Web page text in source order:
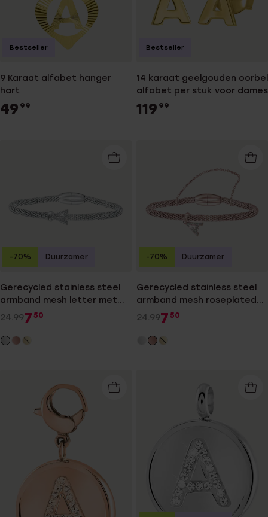
9 Karaat alfabet hanger
hart
49 99
Bestseller
14 karaat geelgouden oorbel
alfabet per stuk voor dames
119 99
Bestseller
Gerecycled stainless steel
armband mesh letter met
kristal
24.997 50
-70% Duurzamer
Gerecycled stainless steel
armband mesh roseplated
letter met kristal
24.997 50
-70% Duurzamer